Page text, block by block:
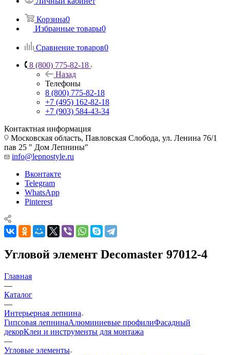
Корзина0
Избранные товары0
Сравнение товаров0
8 (800) 775-82-18
Назад
Телефоны
8 (800) 775-82-18
+7 (495) 162-82-18
+7 (903) 584-43-34
Контактная информация
Московская область, Павловская Слобода, ул. Ленина 76/1
пав 25 " Дом Лепнины"
info@lepnostyle.ru
Вконтакте
Telegram
WhatsApp
Pinterest
Угловой элемент Decomaster 97012-4
Главная
—
Каталог
—
Интерьерная лепнина
Гипсовая лепнинаАлюминиевые профилиФасадный
декорКлеи и инструменты для монтажа
—
Угловые элементы